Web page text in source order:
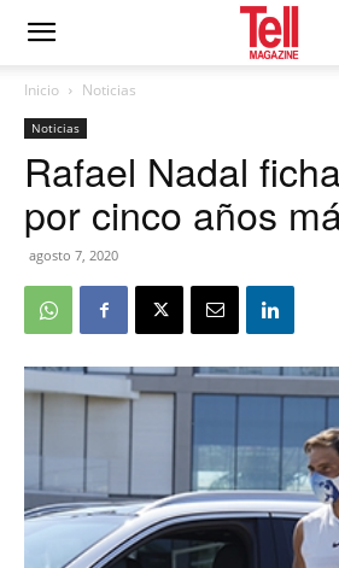
Inicio Noticias
Noticias
Rafael Nadal
por cinco años
agosto 7, 2020